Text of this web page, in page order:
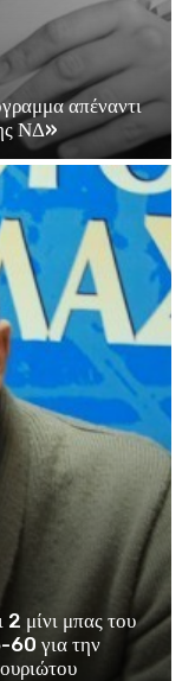
απέναντι
ΝΔ»
2 μίνι μπας του
60 για την